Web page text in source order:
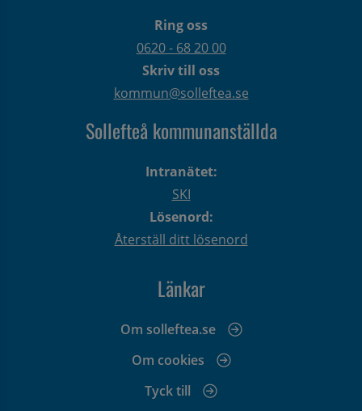
Ring oss
0620 - 68 20 00
Skriv till oss
kommun@solleftea.se
Sollefteå kommunanställda
Intranätet:
SKI
Lösenord:
Återställ ditt lösenord
Länkar
Om solleftea.se
Om cookies
Tyck till